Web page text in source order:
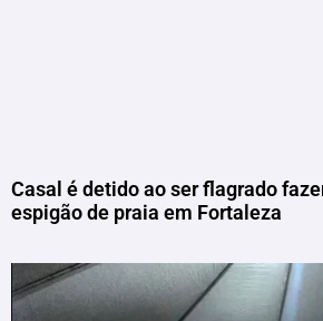
Casal é detido ao ser flagrado
espigão de praia em Fortaleza